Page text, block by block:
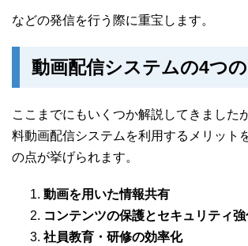
などの発信を行う際に重宝します。
動画配信システムの4つ
ここまでにもいくつか解説してきました
料動画配信システムを利用するメリット
の点が挙げられます。
動画を用いた情報共有
コンテンツの保護とセキュリティ強
社員教育・研修の効率化